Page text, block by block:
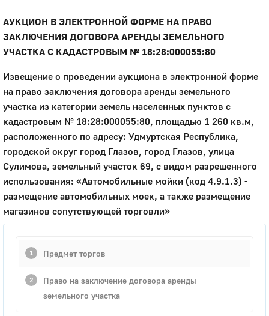
АУКЦИОН В ЭЛЕКТРОННОЙ ФОРМЕ НА ПРАВО
ЗАКЛЮЧЕНИЯ ДОГОВОРА АРЕНДЫ ЗЕМЕЛЬНОГО
УЧАСТКА С КАДАСТРОВЫМ № 18:28:000055:80
Извещение о проведении аукциона в электронной форме
на право заключения договора аренды земельного
участка из категории земель населенных пунктов c
кадастровым № 18:28:000055:80, площадью 1 260 кв.м,
расположенного по адресу: Удмуртская Республика,
городской округ город Глазов, город Глазов, улица
Сулимова, земельный участок 69, с видом разрешенного
использования: «Автомобильные мойки (код 4.9.1.3) -
размещение автомобильных моек, а также размещение
магазинов сопутствующей торговли»
Предмет торгов
Право на заключение договора аренды
земельного участка